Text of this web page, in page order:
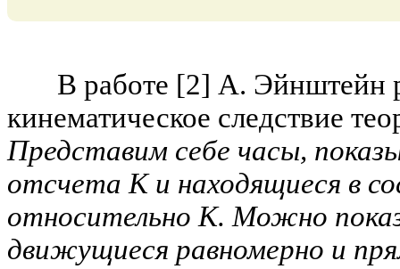
В работе [2] А. Эйнштейн
кинематическое следствие
Представим себе часы,
отсчета К и находящиеся в
относительно К. Можно
движущиеся равномерно и